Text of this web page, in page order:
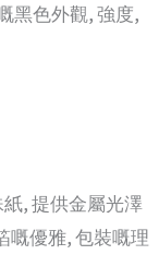
黑色外觀, 強度,
, 提供金屬光澤
嘅優雅, 包裝嘅理